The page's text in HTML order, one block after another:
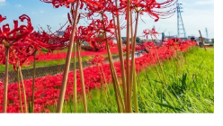
Français
Español